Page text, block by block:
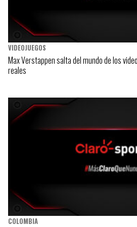
VIDEOJUEGOS
Max Verstappen salta del mundo de los
reales
COLOMBIA